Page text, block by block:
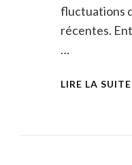
fluctuations
récentes.
…
LIRE LA SUITE